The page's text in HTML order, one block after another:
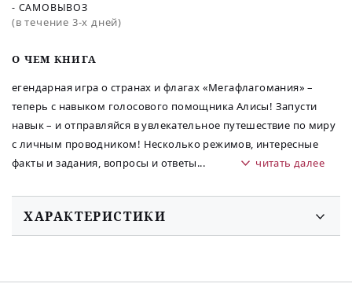
O ЧЕМ КНИГА
егендарная игра о странах и флагах «Мегафлагомания» –
теперь с навыком голосового помощника Алисы! Запусти
навык – и отправляйся в увлекательное путешествие по миру
с личным проводником! Несколько режимов, интересные
факты и задания, вопросы и ответы... читать далее
- САМОВЫВОЗ
(в течение 3-х дней)
ХАРАКТЕРИСТИКИ